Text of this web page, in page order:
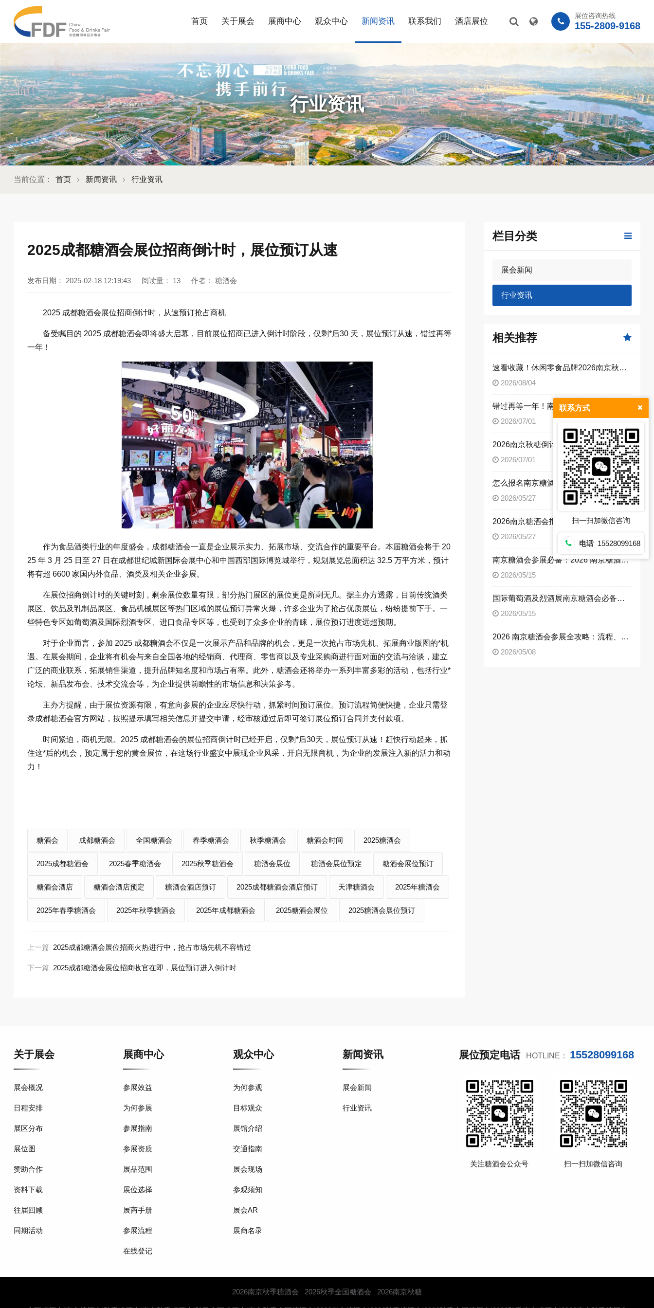
展位咨询热线
155-2809-9168
首页 关于展会 展商中心 观众中心 新闻资讯 联系我们 酒店展位
行业资讯
当前位置： 首页 新闻资讯 行业资讯
2025成都糖酒会展位招商倒计时，展位预订从速
发布日期： 2025-02-18 12:19:43 阅读量： 13 作者： 糖酒会
2025 成都糖酒会展位招商倒计时，从速预订抢占商机
备受瞩目的 2025 成都糖酒会即将盛大启幕，目前展位招商已进入倒计时阶段，仅剩*后30 天，展位预订从速，错过再等
一年！
作为食品酒类行业的年度盛会，成都糖酒会一直是企业展示实力、拓展市场、交流合作的重要平台。本届糖酒会将于 20
25 年 3 月 25 日至 27 日在成都世纪城新国际会展中心和中国西部国际博览城举行，规划展览总面积达 32.5 万平方米，预计
将有超 6600 家国内外食品、酒类及相关企业参展。
在展位招商倒计时的关键时刻，剩余展位数量有限，部分热门展区的展位更是所剩无几。据主办方透露，目前传统酒类
展区、饮品及乳制品展区、食品机械展区等热门区域的展位预订异常火爆，许多企业为了抢占优质展位，纷纷提前下手。一
些特色专区如葡萄酒及国际烈酒专区、进口食品专区等，也受到了众多企业的青睐，展位预订进度远超预期。
对于企业而言，参加 2025 成都糖酒会不仅是一次展示产品和品牌的机会，更是一次抢占市场先机、拓展商业版图的*机
遇。在展会期间，企业将有机会与来自全国各地的经销商、代理商、零售商以及专业采购商进行面对面的交流与洽谈，建立
广泛的商业联系，拓展销售渠道，提升品牌知名度和市场占有率。此外，糖酒会还将举办一系列丰富多彩的活动，包括行业*
论坛、新品发布会、技术交流会等，为企业提供前瞻性的市场信息和决策参考。
主办方提醒，由于展位资源有限，有意向参展的企业应尽快行动，抓紧时间预订展位。预订流程简便快捷，企业只需登
录成都糖酒会官方网站，按照提示填写相关信息并提交申请，经审核通过后即可签订展位预订合同并支付款项。
时间紧迫，商机无限。2025 成都糖酒会的展位招商倒计时已经开启，仅剩*后30天，展位预订从速！赶快行动起来，抓
住这*后的机会，预定属于您的黄金展位，在这场行业盛宴中展现企业风采，开启无限商机，为企业的发展注入新的活力和动
力！
糖酒会 成都糖酒会 全国糖酒会 春季糖酒会 秋季糖酒会 糖酒会时间 2025糖酒会
2025成都糖酒会 2025春季糖酒会 2025秋季糖酒会 糖酒会展位 糖酒会展位预定 糖酒会展位预订
糖酒会酒店 糖酒会酒店预定 糖酒会酒店预订 2025成都糖酒会酒店预订 天津糖酒会 2025年糖酒会
2025年春季糖酒会 2025年秋季糖酒会 2025年成都糖酒会 2025糖酒会展位 2025糖酒会展位预订
上一篇 2025成都糖酒会展位招商火热进行中，抢占市场先机不容错过
下一篇 2025成都糖酒会展位招商收官在即，展位预订进入倒计时
栏目分类
展会新闻
行业资讯
相关推荐
速看收藏！休闲零食品牌2026南京秋糖展位报名准入实操步骤
2026/08/04
2026/07/01
2026南京秋糖倒计时 - 参展资质+报名流程全攻略，别让材料缺失毁了秋糖之旅
2026/07/01
怎么报名南京糖酒会？绿色农业企业2026南京糖酒会参展流程与参展资质全解析
2026/05/27
2026南京糖酒会报名指南：国际葡萄酒及烈酒企业参展流程、参展资质，解锁南京糖酒会参展方法
2026/05/27
南京糖酒会参展必备：2026 南京糖酒会休闲食品企业参展流程与资质文件清单
2026/05/15
国际葡萄酒及烈酒展南京糖酒会必备：2026 南京糖酒会参展流程与参展资质详解
2026/05/15
2026 南京糖酒会参展全攻略：流程、资质、展位预定一文读懂
2026/05/08
关于展会
展会概况
日程安排
展区分布
展位图
赞助合作
资料下载
往届回顾
同期活动
展商中心
参展效益
为何参展
参展指南
参展资质
展品范围
展位选择
展商手册
参展流程
在线登记
观众中心
为何参观
目标观众
展馆介绍
交通指南
展会现场
参观须知
展会AR
展商名录
新闻资讯
展会新闻
行业资讯
展位预定电话 HOTLINE： 15528099168
关注糖酒会公众号 扫一扫加微信咨询
2026南京秋季糖酒会 2026秋季全国糖酒会 2026南京秋糖
联系方式
扫一扫加微信咨询
电话 15528099168